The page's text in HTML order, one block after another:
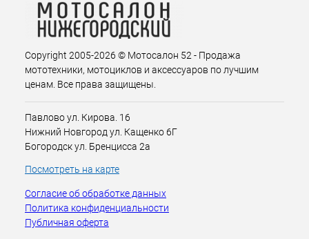
Copyright 2005-2026 © Мотосалон 52 - Продажа
мототехники, мотоциклов и аксессуаров по лучшим
ценам. Все права защищены.
Павлово ул. Кирова. 16
Нижний Новгород ул. Кащенко 6Г
Богородск ул. Бренцисса 2а
Посмотреть на карте
Согласие об обработке данных
Политика конфиденциальности
Публичная оферта